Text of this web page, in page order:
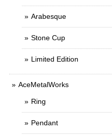
Arabesque
Stone Cup
Limited Edition
AceMetalWorks
Ring
Pendant